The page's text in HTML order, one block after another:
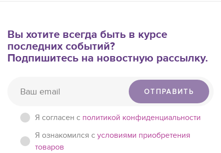
Вы хотите всегда быть в курсе
последних событий?
Подпишитесь на новостную рассылку.
ОТПРАВИТЬ
Я согласен c политикой конфиденциальности
Я ознакомился с условиями приобретения
товаров